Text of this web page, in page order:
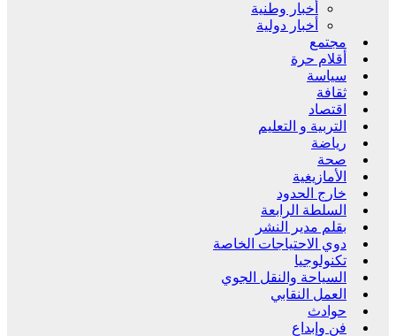
أخبار وطنية
أخبار دولية
مجتمع
أقلام حرة
سياسة
ثقافة
اقتصاد
التربية و التعليم
رياضة
صحة
الأمازيغية
خارج الحدود
السلطة الرابعة
بقلم مدير النشر
دوي الاحتياجات الخاصة
تكنولوجيا
السياحة والنقل الجوي
العمل النقابي
حوادث
فن وإبداع